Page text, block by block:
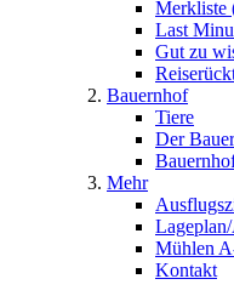
Merkliste
Last
Gut zu
Bauernhof
Tiere
Der
Mehr
Mühlen
Kontakt